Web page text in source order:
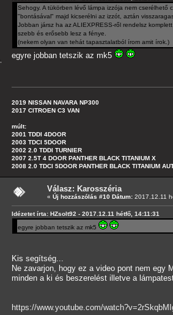
Sehogy. A tükörben lévő lámpa izzója nem
"bontásával" majd kicserélni az izzót, aztán
Jobban jársz ha az ALIEXPRESS-ről rendelsz
szebb és erősebb lesz a fénye.
(nekem olyan van tehát tapasztalatból írom amit írok.)
egyre jobban tetszik az mk5
2019 NISSAN NAVARA NP300
2017 CITROEN C3 VAN
múlt:
2001 TDDI 4DOOR
2003 TDCI 5DOOR
2002 2.0 TDDI TURNIER
2007 2.5T 4 DOOR PANTHER BLACK TITANIUM X
2008 2.0 TDCI 5DOOR PANTHER BLACK TITANIUM
Válasz: Karosszéria
« Új hozzászólás #10 Dátum: 2017.12.11
Idézetet írta: HZsolt92 - 2017.12.11 hétfő, 14:11:31
egyre jobban tetszik az mk5
Kis segítség...
Ne zavarjon, hogy ez a video pont nem egy
minden a ki és beszerelést illetve a
https://www.youtube.com/